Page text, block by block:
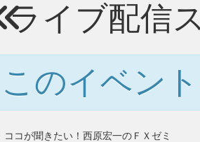
ライブ配信
このイベン
ココが聞きたい！西原宏一のＦＸゼミ